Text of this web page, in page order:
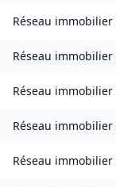
Réseau immobilier
Réseau immobilier
Réseau immobilier
Réseau immobilier
Réseau immobilier